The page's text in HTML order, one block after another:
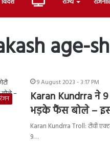
age-
9 August 2023 - 3:17 PM
Karan Kundrra ने
भड़के फैंस बोले –
Karan Kundrra Troll: टीवी
9…